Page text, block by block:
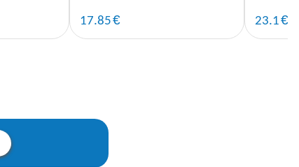
17.85€ 23.1€